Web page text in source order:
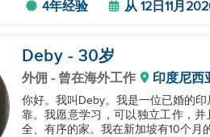
4年经验 从 12日11月
Deby - 30岁
外佣 - 曾在海外工作 印度尼西
你好。我叫Deby。我是一位已婚的
靠。我愿意学习，可以独立工作，
全、有序的家。我在新加坡有10个月